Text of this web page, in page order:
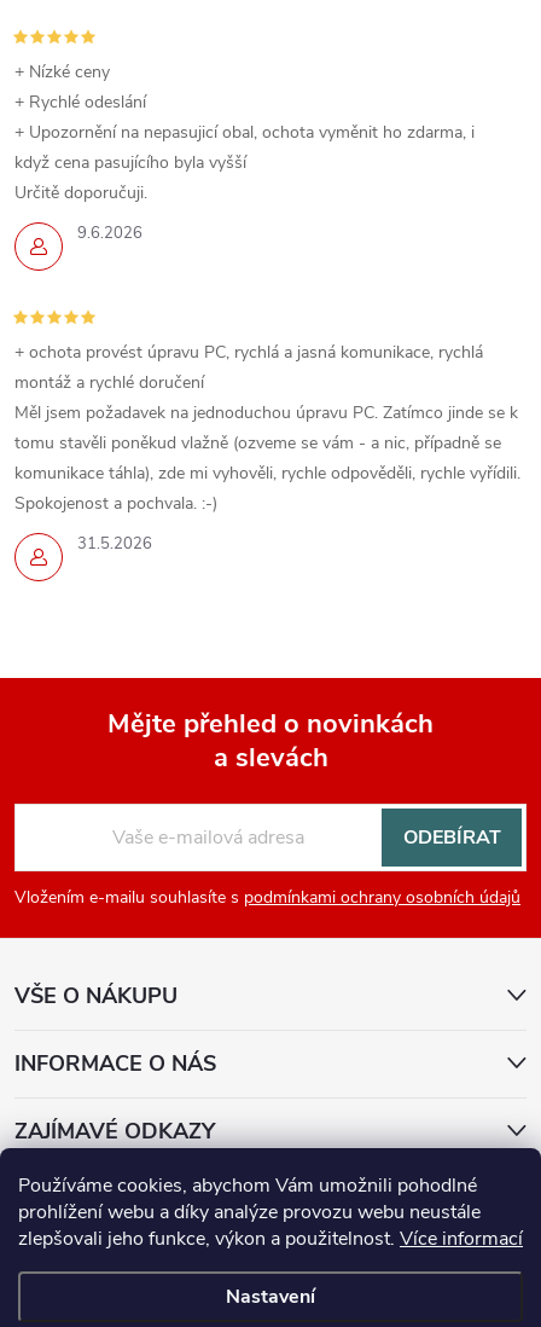
Používáme cookies, abychom Vám umožnili pohodlné
prohlížení webu a díky analýze provozu webu neustále
zlepšovali jeho funkce, výkon a použitelnost. Více informací
Nastavení
9.6.2026
+ Nízké ceny
+ Rychlé odeslání
+ Upozornění na nepasujicí obal, ochota vyměnit ho zdarma, i
když cena pasujícího byla vyšší
Určitě doporučuji.
31.5.2026
+ ochota provést úpravu PC, rychlá a jasná komunikace, rychlá
montáž a rychlé doručení
Měl jsem požadavek na jednoduchou úpravu PC. Zatímco jinde se k
tomu stavěli poněkud vlažně (ozveme se vám - a nic, případně se
komunikace táhla), zde mi vyhověli, rychle odpověděli, rychle vyřídili.
Spokojenost a pochvala. :-)
p
a
Mějte přehled o novinkách
a slevách
Vložením e-mailu souhlasíte s podmínkami ochrany osobních údajů
ODEBÍRAT
VŠE O NÁKUPU
INFORMACE O NÁS
ZAJÍMAVÉ ODKAZY
Přijímáme online platby